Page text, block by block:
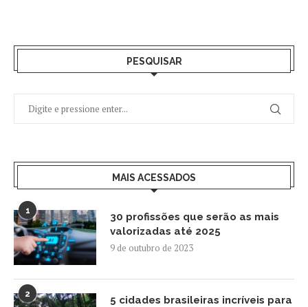
PESQUISAR
MAIS ACESSADOS
1
30 profissões que serão as mais
valorizadas até 2025
9 de outubro de 2023
2
5 cidades brasileiras incríveis para